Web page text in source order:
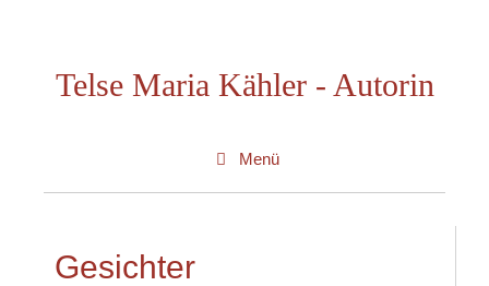
springenTelse Maria Kähler - Autorin
Menü
Gesichter